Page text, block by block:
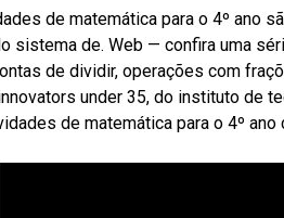
de matemática para o 4º ano
sistema de. Web — confira uma
de dividir, operações com
under 35, do instituto de
de matemática para o 4º